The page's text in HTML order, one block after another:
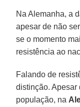
Na Alemanha, a
apesar de não
se o momento
resistência ao
Falando de
distinção. Apesar
população, na